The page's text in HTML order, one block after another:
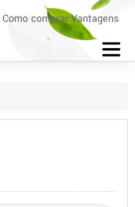
Como comprarVantagens